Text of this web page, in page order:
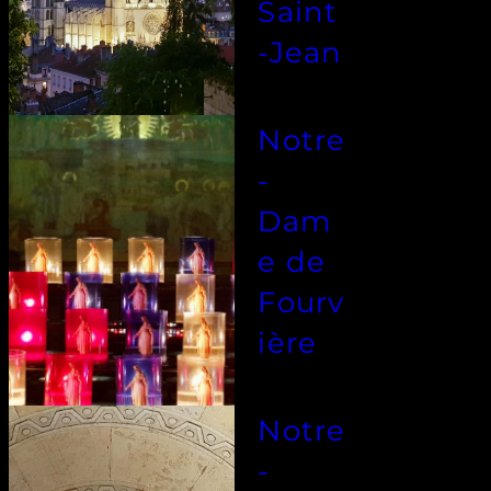
Saint
-Jean
Notre
-
Dam
e de
Fourv
ière
Notre
-